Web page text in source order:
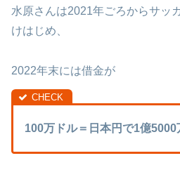
水原さんは2021年ごろからサッ
けはじめ、
2022年末には借金が
100万ドル＝日本円で1億5000